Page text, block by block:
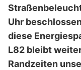
Uhr
diese
L82 bleibt
Randzeiten